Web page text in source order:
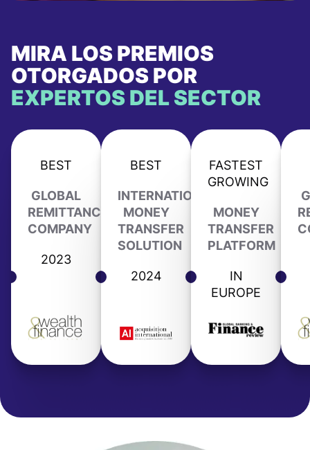
MIRA LOS PREMIOS
OTORGADOS POR
EXPERTOS DEL SECTOR
BEST
GLOBAL
REMITTANCE
COMPANY
2023
BEST
INTERNATIONAL
MONEY
TRANSFER
SOLUTION
2024
FASTEST
GROWING
MONEY
TRANSFER
PLATFORM
IN
EUROPE